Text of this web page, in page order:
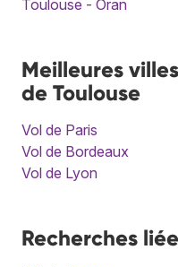
Toulouse - Oran
Meilleures
de Toulouse
Vol de Paris
Vol de Bordeaux
Vol de Lyon
Recherches